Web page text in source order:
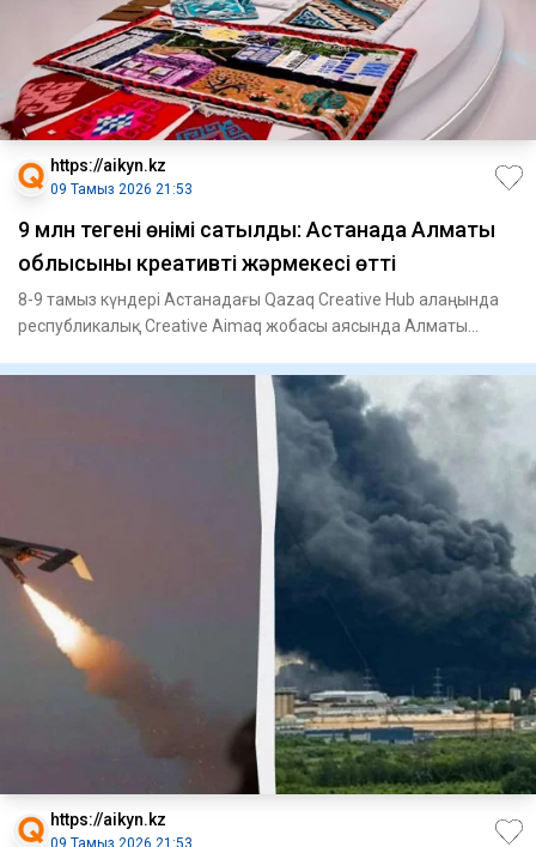
https://aikyn.kz
09 Тамыз 2026 21:53
9 млн теңгенің өнімі сатылды: Астанада Алматы
облысының креативті жәрмеңкесі өтті
8-9 тамыз күндері Астанадағы Qazaq Creative Hub алаңында
республикалық Creative Aimaq жобасы аясында Алматы
https://aikyn.kz